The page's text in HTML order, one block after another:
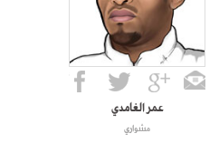
عمر الغامدي
مشواري